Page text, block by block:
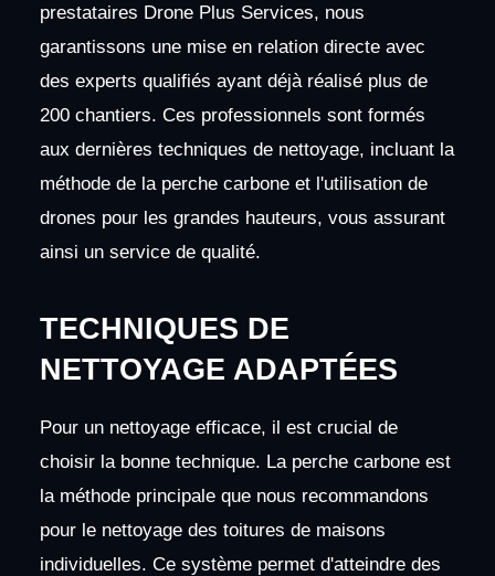
prestataires Drone Plus Services, nous
garantissons une mise en relation directe avec
des experts qualifiés ayant déjà réalisé plus de
200 chantiers. Ces professionnels sont formés
aux dernières techniques de nettoyage, incluant la
méthode de la perche carbone et l'utilisation de
drones pour les grandes hauteurs, vous assurant
ainsi un service de qualité.
TECHNIQUES DE
NETTOYAGE ADAPTÉES
Pour un nettoyage efficace, il est crucial de
choisir la bonne technique. La perche carbone est
la méthode principale que nous recommandons
pour le nettoyage des toitures de maisons
individuelles. Ce système permet d'atteindre des